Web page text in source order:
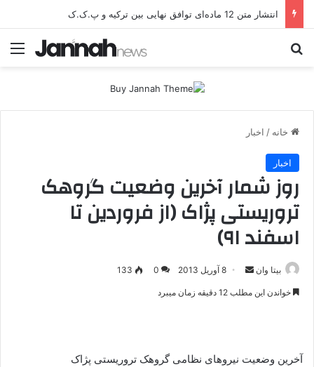
انتشار متن 12 ماده‌ای توافق نهایی بین ترکیه و پ.ک.ک
خانه / اخبار
اخبار
روز شمار آخرین وضعیت گروهک
تروریستی پژاک (از فروردین تا
اسفند ۹۱)
بیتا وان
ر
8 آوریل 2013 0
133
خواندن این مطلب 12 دقیقه زمان میبرد
آخرین وضعیت نیروهای نظامی گروهک تروریستی پژاک